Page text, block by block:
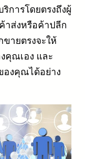
การโดยตรงถึงผู้
าส่งหรือค้าปลีก
ายตรงจะให้
คุณเอง และ
องคุณได้อย่าง